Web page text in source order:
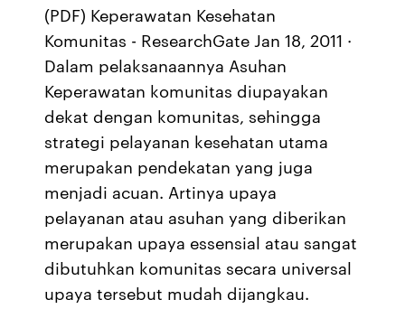
(PDF) Keperawatan Kesehatan
Komunitas - ResearchGate Jan 18, 2011 ·
Dalam pelaksanaannya Asuhan
Keperawatan komunitas diupayakan
dekat dengan komunitas, sehingga
strategi pelayanan kesehatan utama
merupakan pendekatan yang juga
menjadi acuan. Artinya upaya
pelayanan atau asuhan yang diberikan
merupakan upaya essensial atau sangat
dibutuhkan komunitas secara universal
upaya tersebut mudah dijangkau.